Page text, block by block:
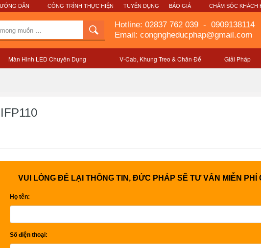
DẪN CÔNG TRÌNH THỰC HIỆN TUYỂN DỤNG BÁO GIÁ CHĂM SÓC KHÁCH
Hotline: 02837 762 039 - 0909138114
Email: congngheducphap@gmail.com
Mô tả sản phẩm
Màn Hình LED Chuyên Dụng V-Cab, Khung Treo & Chân Đế Giải Pháp
VUI LÒNG ĐỂ LẠI THÔNG TIN, ĐỨC PHÁP SẼ TƯ VẤN MIỄN PHÍ
Họ tên:
Số điện thoại: